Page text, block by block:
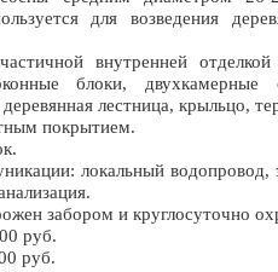
для возведения
внутренней
блоки, двухкамерные
лестница, крыльцо,
покрытием.
локальный водопровод,
забором и круглосуточно
руб.
руб.